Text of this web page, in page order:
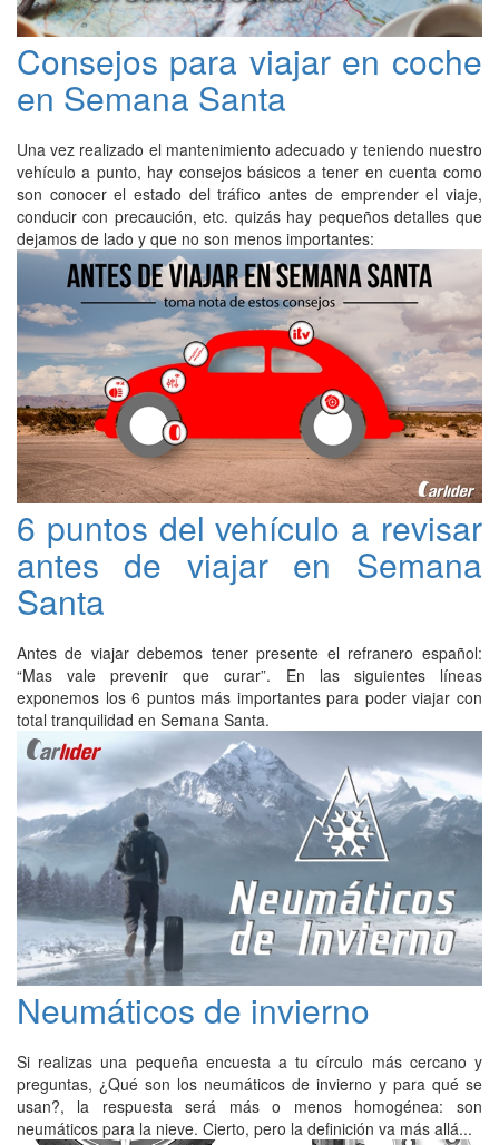
Consejos para viajar en coche
en Semana Santa
Una vez realizado el mantenimiento adecuado y teniendo nuestro
vehículo a punto, hay consejos básicos a tener en cuenta como
son conocer el estado del tráfico antes de emprender el viaje,
conducir con precaución, etc. quizás hay pequeños detalles que
dejamos de lado y que no son menos importantes:
6 puntos del vehículo a revisar
antes de viajar en Semana
Santa
Antes de viajar debemos tener presente el refranero español:
“Mas vale prevenir que curar”. En las siguientes líneas
exponemos los 6 puntos más importantes para poder viajar con
total tranquilidad en Semana Santa.
Neumáticos de invierno
Si realizas una pequeña encuesta a tu círculo más cercano y
preguntas, ¿Qué son los neumáticos de invierno y para qué se
usan?, la respuesta será más o menos homogénea: son
neumáticos para la nieve. Cierto, pero la definición va más allá...